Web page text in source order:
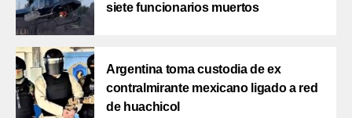
siete funcionarios muertos
Argentina toma custodia de ex
contralmirante mexicano ligado a red
de huachicol